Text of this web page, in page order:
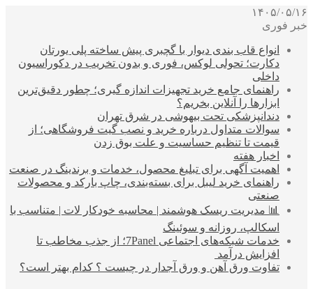
۱۴۰۵/۰۵/۱۶
خبر فوری
انواع قاب بندی دیوار با گچبری پیش ساخته پلی یورتان
دکارت؛ تحولی لوکس، فوری و بدون تخریب در دکوراسیون
داخلی
راهنمای جامع خرید تجهیزات اندازه گیری؛ چطور دقیق‌ترین
ابزارها را آنلاین بخریم؟
دندانپزشکی تحت بیهوشی در شرق تهران
سوالات متداول درباره خرید و نصب گیت فروشگاهی؛ از
قیمت تا تنظیم حساسیت و علت بوق زدن
اخبار هفته
اهمیت آگهی برای تبلیغ محصول، خدمات و برندینگ در صنعت
راهنمای خرید لیبل برای بسته‌بندی، چاپ بارکد و محصولات
صنعتی
📊 مدیریت ریسک هوشمند | محاسبه خودکار لات | متناسب با
اسکالپ، روزانه و سوئینگ
خدمات شبکه‌های اجتماعی 7Panel؛ از جذب مخاطب تا
افزایش درآمد
تفاوت ورق آهن و ورق آجدار در چیست ؟ کدام بهتر است؟